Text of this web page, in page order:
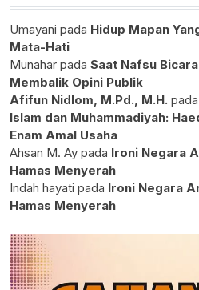
Umayani pada Hidup Mapan
Mata-Hati
Munahar pada Saat Nafsu
Membalik Opini Publik
Afifun Nidlom, M.Pd., M.H. pada
Islam dan Muhammadiyah:
Enam Amal Usaha
Ahsan M. Ay pada Ironi Negara
Hamas Menyerah
Indah hayati pada Ironi Negara
Hamas Menyerah